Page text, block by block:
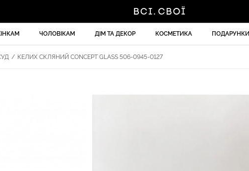
ЧОЛОВІКАМ ДІМ ТА ДЕКОР КОСМЕТИКА ПОДАРУНКИ
/ КЕЛИХ СКЛЯНИЙ CONCEPT GLASS 506-0945-0127